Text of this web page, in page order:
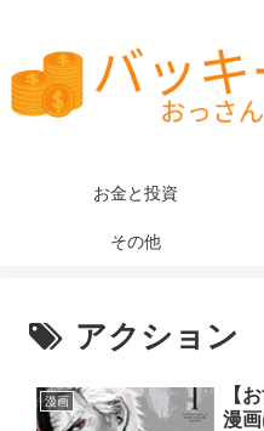
お金と投資
その他
アクション
漫画
【
漫